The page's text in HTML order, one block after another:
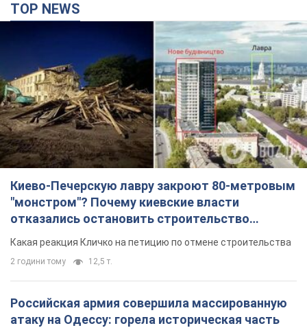
TOP NEWS
Киево-Печерскую лавру закроют 80-метровым
"монстром"? Почему киевские власти
отказались остановить строительство
небоскреба "московского верующего"
Какая реакция Кличко на петицию по отмене строительства
2 години тому 12,5 т.
Российская армия совершила массированную
атаку на Одессу: горела историческая часть